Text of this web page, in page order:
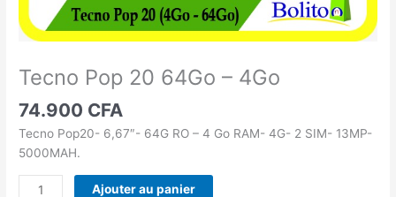
Tecno Pop 20 64Go – 4Go
74.900 CFA
Tecno Pop20- 6,67″- 64G RO – 4 Go RAM- 4G- 2 SIM- 13MP-
5000MAH.
Ajouter au panier